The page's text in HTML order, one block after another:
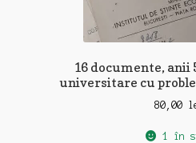
16 documente, anii
universitare cu
80,00
1 în